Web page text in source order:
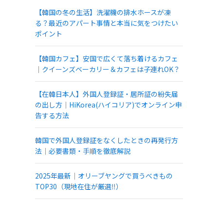
【韓国の冬の生活】洗濯機の排水ホースが凍
る？最近のアパート事情と本当に気をつけたい
ポイント
【韓国カフェ】安国で広くて落ち着けるカフェ
｜クイーンズベーカリー＆カフェは子連れOK？
【在韓日本人】外国人登録証・居所証の紛失届
の出し方｜HiKorea(ハイコリア)でオンライン申
告する方法
韓国で外国人登録証をなくしたときの再発行方
法｜必要書類・手順を徹底解説
2025年最新｜オリーブヤングで買うべきもの
TOP30（現地在住が厳選‼）